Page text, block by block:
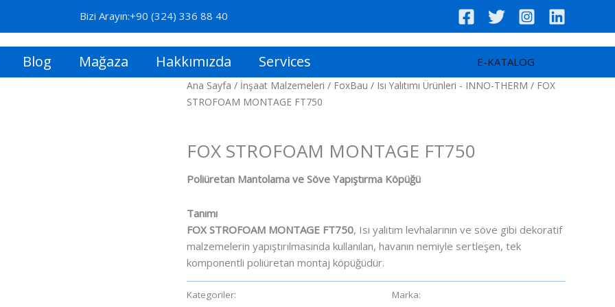
Bizi Arayın:+90 (324) 336 88 40
Blog Mağaza Hakkımızda Services E-KATALOG
Ana Sayfa / İnşaat Malzemeleri / FoxBau / Isı Yalıtımı Ürünleri - INNO-THERM / FOX
STROFOAM MONTAGE FT750
FOX STROFOAM MONTAGE FT750
Poliüretan Mantolama ve Söve Yapıştırma Köpüğü
Tanımı
FOX STROFOAM MONTAGE FT750, Isı yalıtım levhalarının ve söve gibi dekoratif
malzemelerin yapıştırılmasında kullanılan, havanın nemiyle sertleşen, tek
komponentli poliüretan montaj köpüğüdür.
Kategoriler: Marka: